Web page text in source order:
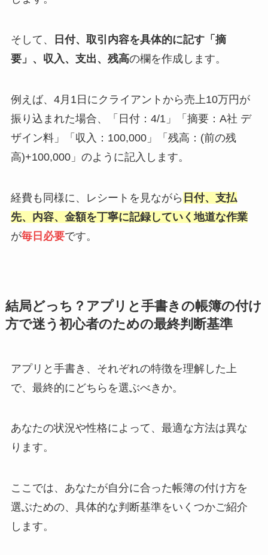
そして、
日付、取引内容を具体的に記す「摘
要」、収入、支出、残高の欄を作成します。
例えば、4月1日にクライアントから売上10万円が
振り込まれた場合、「日付：4/1」「摘要：A社 デ
ザイン料」「収入：100,000」「残高：(前の残
高)+100,000」のように記入します。
経費も同様に、レシートを見ながら 日付、支払
先、内容、金額を丁寧に記録していく地道な作業
が毎日必要です。
結局どっち？アプリと手書きの帳簿の付け
方で迷う初心者のための最終判断基準
アプリと手書き、それぞれの特徴を理解した上
で、最終的にどちらを選ぶべきか。
あなたの状況や性格によって、最適な方法は異な
ります。
ここでは、あなたが自分に合った帳簿の付け方を
選ぶための、具体的な判断基準をいくつかご紹介
します。